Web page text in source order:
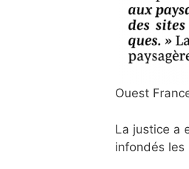
Ouest
La justice a
infondés les